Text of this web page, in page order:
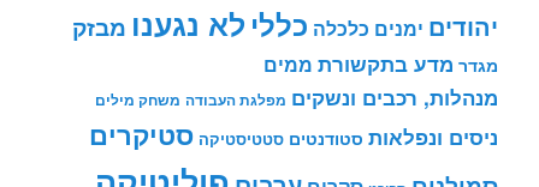
יהודים ימנים כלכלה כללי לא נגענו מבזק
מגדר מדע בתקשורת ממים
מנהלות, רכבים ונשקים מפלגת העבודה משחק מילים
ניסים ונפלאות סטודנטים סטטיסטיקה סטיקרים